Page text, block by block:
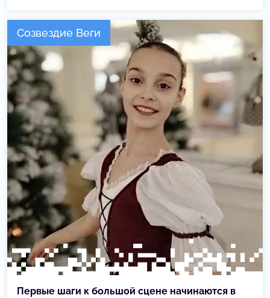
Созвездие Веги
Первые шаги к большой сцене начинаются в